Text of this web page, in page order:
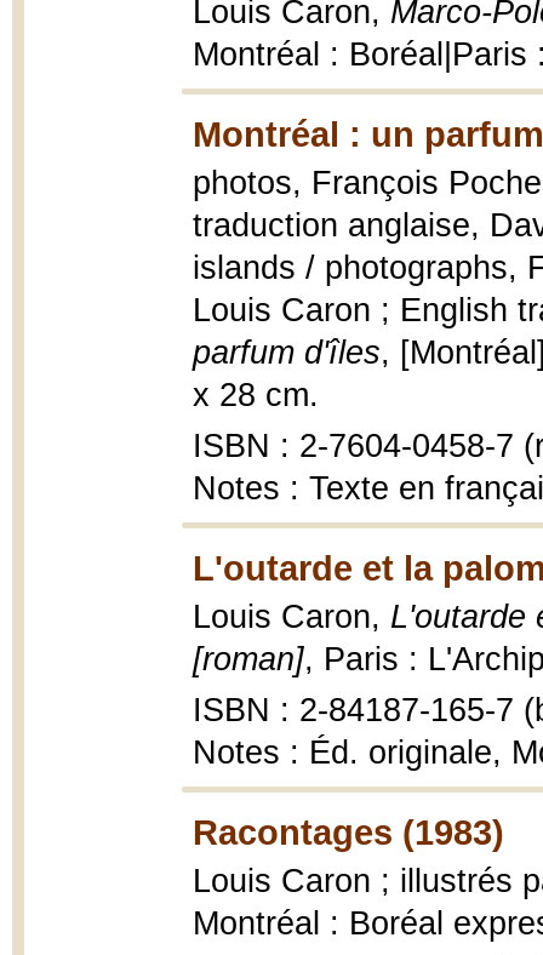
Louis Caron, Marco-
Montréal : Boréal|Paris
Montréal : un
photos, François
traduction anglaise,
islands / photographs,
Louis Caron ; English
parfum d'îles,
x 28 cm.
ISBN : 2-7604-0458-7
Notes : Texte en
L'outarde et la
Louis Caron, L'outarde
[roman], Paris :
ISBN : 2-84187-165-7
Notes : Éd. originale,
Racontages (1983)
Louis Caron ; illustrés
Montréal : Boréal